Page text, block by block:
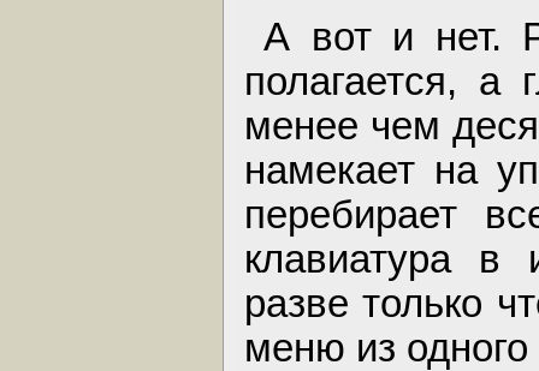
А вот и нет.
полагается, а
менее чем
намекает на
перебирает
клавиатура
разве только
меню из одного